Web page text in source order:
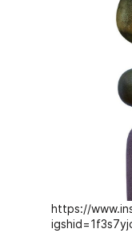
https://